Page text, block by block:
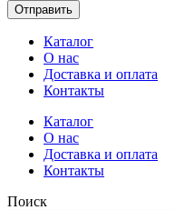
Отправить
Каталог
О нас
Доставка и оплата
Контакты
Каталог
О нас
Доставка и оплата
Контакты
Поиск